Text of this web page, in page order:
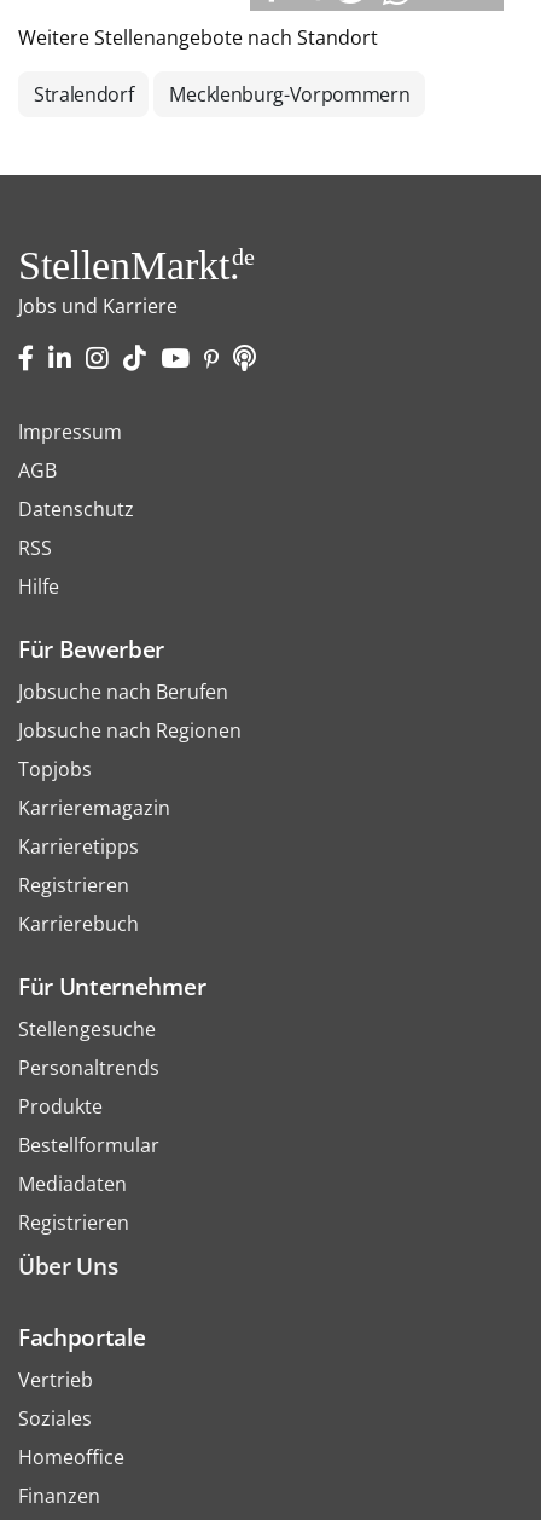
Weitere Stellenangebote nach Standort
Stralendorf Mecklenburg-Vorpommern
StellenMarkt.de
Jobs und Karriere
Impressum
AGB
Datenschutz
RSS
Hilfe
Für Bewerber
Jobsuche nach Berufen
Jobsuche nach Regionen
Topjobs
Karrieremagazin
Karrieretipps
Registrieren
Karrierebuch
Für Unternehmer
Stellengesuche
Personaltrends
Produkte
Bestellformular
Mediadaten
Registrieren
Über Uns
Fachportale
Vertrieb
Soziales
Homeoffice
Finanzen